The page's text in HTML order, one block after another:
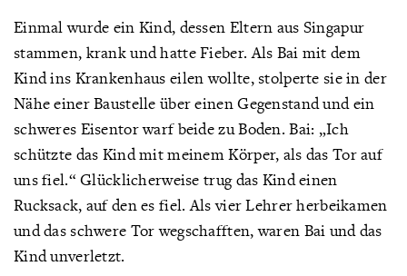
Einmal wurde ein Kind, dessen Eltern aus Singapur
stammen, krank und hatte Fieber. Als Bai mit dem
Kind ins Krankenhaus eilen wollte, stolperte sie in der
Nähe einer Baustelle über einen Gegenstand und ein
schweres Eisentor warf beide zu Boden. Bai: „Ich
schützte das Kind mit meinem Körper, als das Tor auf
uns fiel.“ Glücklicherweise trug das Kind einen
Rucksack, auf den es fiel. Als vier Lehrer herbeikamen
und das schwere Tor wegschafften, waren Bai und das
Kind unverletzt.